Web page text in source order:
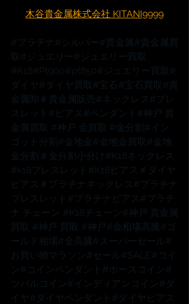
木谷貴金属株式会社 KITANI9999
#プラチナ #シルバー #貴金属#貴金属買
取 #ジュエリー #ジュエリー買取
#K18#Pt900#pt850#ジュエリー買取 #
ダイヤ #ダイヤ買取 #宝石 #宝石買取 #貴
金属卸 ＃貴金属販売#ネックレス #ブレ
スレット #ピアス #ペンダント #神戸 貴
金属買取 #神戸 金買取 #金分割 #イン
ゴット分割 #金地金 #金地金買取 #金地
金分割
＃金分割小分け #K18ネックレス
#k18ブレスレット #K18ピアス ＃ダイヤ
ピアス ＃プラチナネックレス #プラチナ
ブレスレット #プラチナピアス #プラチ
ナ
チェーン #K18チェーン #神戸 貴金属
買取 #神戸 買取 #神戸 #金相場高騰 #ゴ
ールド相場 #金高騰 #スーパーセール#
お買い物マラソン #セール#SALE#コイ
ン #コインペンダント #ホースコイン #
ツバルコイン #インディアンコイン #ダ
イヤ #ダイヤペンダント #ダイヤピアス